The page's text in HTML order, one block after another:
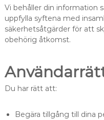
Vi behåller din information
uppfylla syftena med
säkerhetsåtgärder för att
obehörig åtkomst.
Du har rätt att:
Begära tillgång till dina